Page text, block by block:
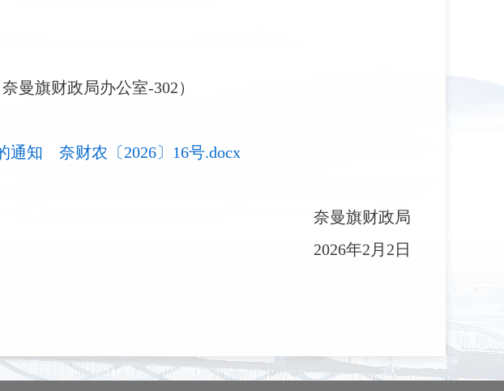
曼旗财政局办公室-302）
通知 奈财农〔2026〕16号.docx
奈曼旗财政局
2026年2月2日